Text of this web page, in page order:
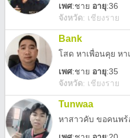
เพศ:ชาย อายุ:36
จังหวัด: เชียงราย
Bank
โสด หาเพื่อนคุย ห
เพศ:ชาย อายุ:35
จังหวัด: เชียงราย
Tunwaa
หาสาวคับ ขอคนพร้